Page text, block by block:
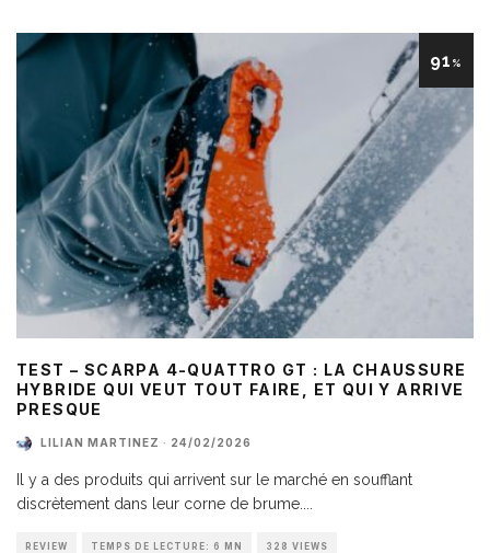
91 %
TEST – SCARPA 4-QUATTRO GT : LA CHAUSSURE
HYBRIDE QUI VEUT TOUT FAIRE, ET QUI Y ARRIVE
PRESQUE
LILIAN MARTINEZ · 24/02/2026
Il y a des produits qui arrivent sur le marché en soufflant
discrètement dans leur corne de brume.
REVIEW TEMPS DE LECTURE: 6 MN 328 VIEWS